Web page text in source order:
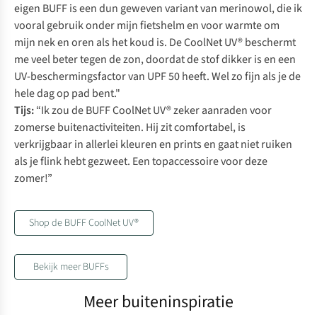
eigen BUFF is een dun geweven variant van merinowol, die ik
vooral gebruik onder mijn fietshelm en voor warmte om
mijn nek en oren als het koud is. De CoolNet UV® beschermt
me veel beter tegen de zon, doordat de stof dikker is en een
UV-beschermingsfactor van UPF 50 heeft. Wel zo fijn als je de
hele dag op pad bent."
Tijs:“Ik zou de BUFF CoolNet UV® zeker aanraden voor
zomerse buitenactiviteiten. Hij zit comfortabel, is
verkrijgbaar in allerlei kleuren en prints en gaat niet ruiken
als je flink hebt gezweet. Een topaccessoire voor deze
zomer!”
Shop de BUFF CoolNet UV®
Bekijk meer BUFFs
Meer buiteninspiratie